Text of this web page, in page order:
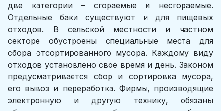
две категории – сгораемые и несгораемые.
Отдельные баки существуют и для пищевых
отходов. В сельской местности и частном
секторе обустроены специальные места для
сбора отсортированного мусора. Каждому виду
отходов установлено свое время и день. Законом
предусматривается сбор и сортировка мусора,
его вывоз и переработка. Фирмы, производящие
электронную и другую технику, обязаны